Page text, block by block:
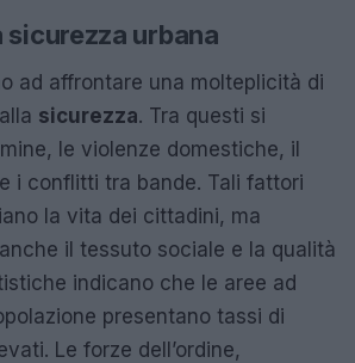
sicurezza urbana
ad affrontare una molteplicità di
sicurezza. Tra questi si
le violenze domestiche, il
i conflitti tra bande. Tali fattori
la vita dei cittadini, ma
il tessuto sociale e la qualità
indicano che le aree ad
presentano tassi di
Le forze dell’ordine,